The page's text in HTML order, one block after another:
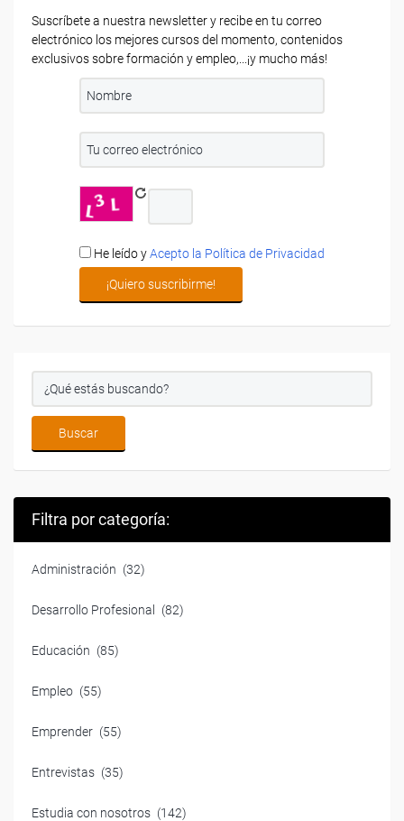
Suscríbete a nuestra newsletter y recibe en tu correo
electrónico los mejores cursos del momento, contenidos
exclusivos sobre formación y empleo,...¡y mucho más!
He leído yAcepto la Política de Privacidad
Filtra por categoría:
Administración (32)
Desarrollo Profesional (82)
Educación (85)
Empleo (55)
Emprender (55)
Entrevistas (35)
Estudia con nosotros (142)